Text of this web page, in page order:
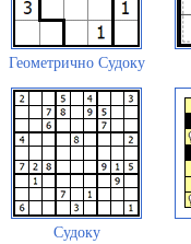
Геометрично Судоку
Судоку